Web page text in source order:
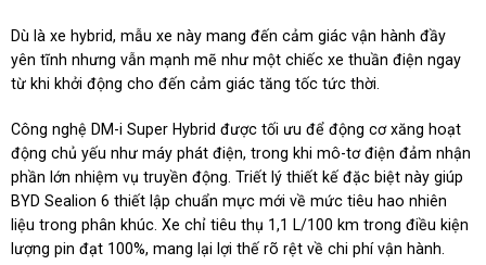
Dù là xe hybrid, mẫu xe này mang đến cảm giác vận hành đầy
yên tĩnh nhưng vẫn mạnh mẽ như một chiếc xe thuần điện ngay
từ khi khởi động cho đến cảm giác tăng tốc tức thời.
Công nghệ DM-i Super Hybrid được tối ưu để động cơ xăng hoạt
động chủ yếu như máy phát điện, trong khi mô-tơ điện đảm nhận
phần lớn nhiệm vụ truyền động. Triết lý thiết kế đặc biệt này giúp
BYD Sealion 6 thiết lập chuẩn mực mới về mức tiêu hao nhiên
liệu trong phân khúc. Xe chỉ tiêu thụ 1,1 L/100 km trong điều kiện
lượng pin đạt 100%, mang lại lợi thế rõ rệt về chi phí vận hành.